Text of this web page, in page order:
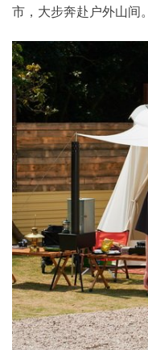
市，大步奔赴户外山间。